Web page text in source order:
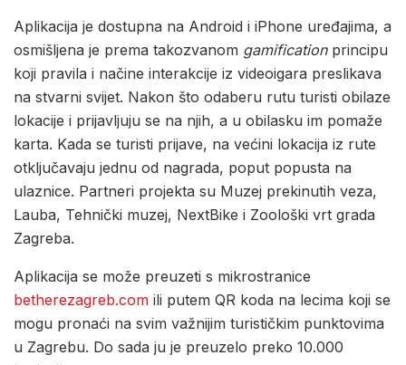
Aplikacija je dostupna na Android i iPhone uređajima, a
osmišljena je prema takozvanom gamificationprincipu
koji pravila i načine interakcije iz videoigara preslikava
na stvarni svijet. Nakon što odaberu rutu turisti obilaze
lokacije i prijavljuju se na njih, a u obilasku im pomaže
karta. Kada se turisti prijave, na većini lokacija iz rute
otključavaju jednu od nagrada, poput popusta na
ulaznice. Partneri projekta su Muzej prekinutih veza,
Lauba, Tehnički muzej, NextBike i Zoološki vrt grada
Zagreba.
Aplikacija se može preuzeti s mikrostranice
betherezagreb.com ili putem QR koda na lecima koji se
mogu pronaći na svim važnijim turističkim punktovima
u Zagrebu. Do sada ju je preuzelo preko 10.000